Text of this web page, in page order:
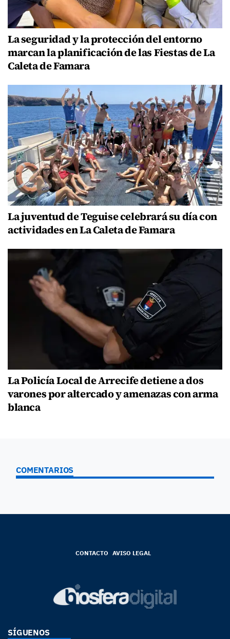
La seguridad y la protección del entorno
marcan la planificación de las Fiestas de La
Caleta de Famara
La juventud de Teguise celebrará su día con
actividades en La Caleta de Famara
La Policía Local de Arrecife detiene a dos
varones por altercado y amenazas con arma
blanca
COMENTARIOS
CONTACTO AVISO LEGAL
SÍGUENOS